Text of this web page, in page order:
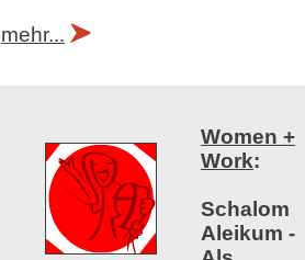
mehr...
Women +
Work:
Schalom
Aleikum -